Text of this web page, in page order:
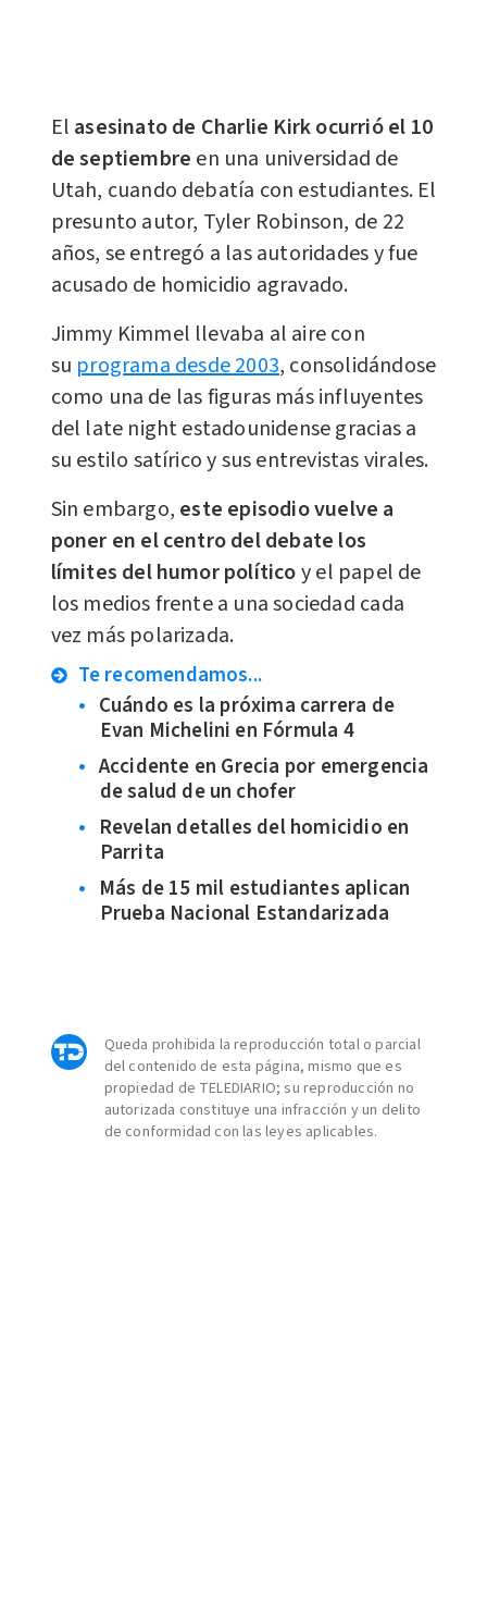
El asesinato de Charlie Kirk ocurrió el 10
de septiembre en una universidad de
Utah, cuando debatía con estudiantes. El
presunto autor, Tyler Robinson, de 22
años, se entregó a las autoridades y fue
acusado de homicidio agravado.
Jimmy Kimmel llevaba al aire con
su programa desde 2003, consolidándose
como una de las figuras más influyentes
del late night estadounidense gracias a
su estilo satírico y sus entrevistas virales.
Sin embargo, este episodio vuelve a
poner en el centro del debate los
límites del humor políticoy el papel de
los medios frente a una sociedad cada
vez más polarizada.
Te recomendamos...
Cuándo es la próxima carrera de
Evan Michelini en Fórmula 4
Accidente en Grecia por emergencia
de salud de un chofer
Revelan detalles del homicidio en
Parrita
Más de 15 mil estudiantes aplican
Prueba Nacional Estandarizada
Queda prohibida la reproducción total o parcial
del contenido de esta página, mismo que es
propiedad de TELEDIARIO; su reproducción no
autorizada constituye una infracción y un delito
de conformidad con las leyes aplicables.